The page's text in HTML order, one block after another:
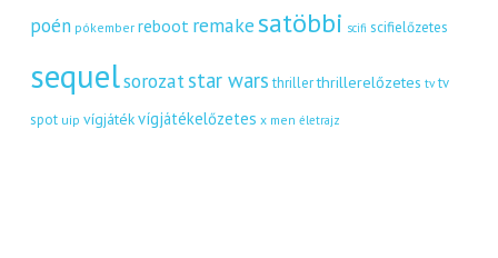
poén pókember reboot remakesatöbbi scifi scifielőzetes
sequelsorozatstar wars thriller thrillerelőzetes tv tv
spot uip vígjátékvígjátékelőzetes x men életrajz